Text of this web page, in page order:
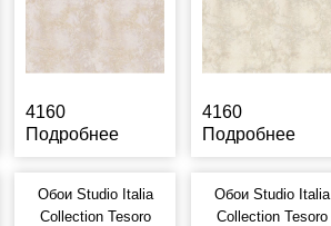
4160
Подробнее
4160
Подробнее
Обои Studio Italia
Collection Tesoro
Обои Studio Italia
Collection Tesoro